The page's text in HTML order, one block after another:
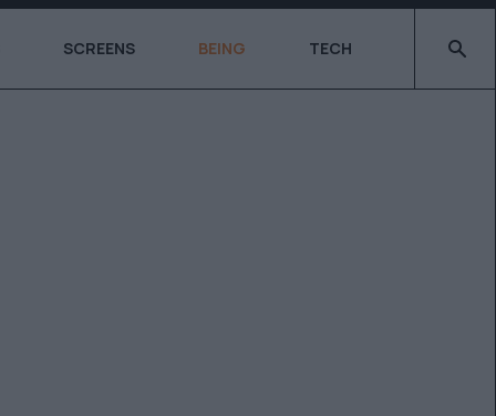
SCREENS BEING TECH Type